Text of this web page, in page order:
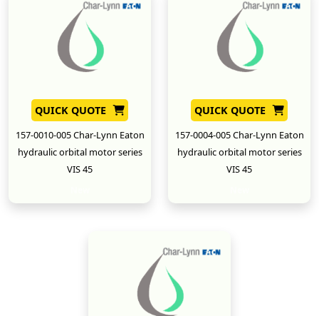
QUICK QUOTE
157-0010-005 Char-Lynn Eaton
hydraulic orbital motor series
VIS 45
QUICK QUOTE
157-0004-005 Char-Lynn Eaton
hydraulic orbital motor series
VIS 45